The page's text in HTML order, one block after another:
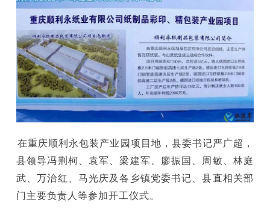
重庆顺利永包装产业园项目地，县委书记严广超，
县领导冯荆柯、袁军、梁建军、廖振国、周敏、林庭
武、万治红、马光庆及各乡镇党委书记、县直相关部
门主要负责人等参加开工仪式。